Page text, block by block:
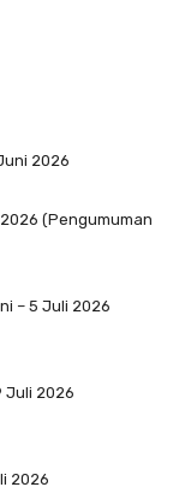
2026
(Pengumuman
– 5 Juli 2026
2026
2026